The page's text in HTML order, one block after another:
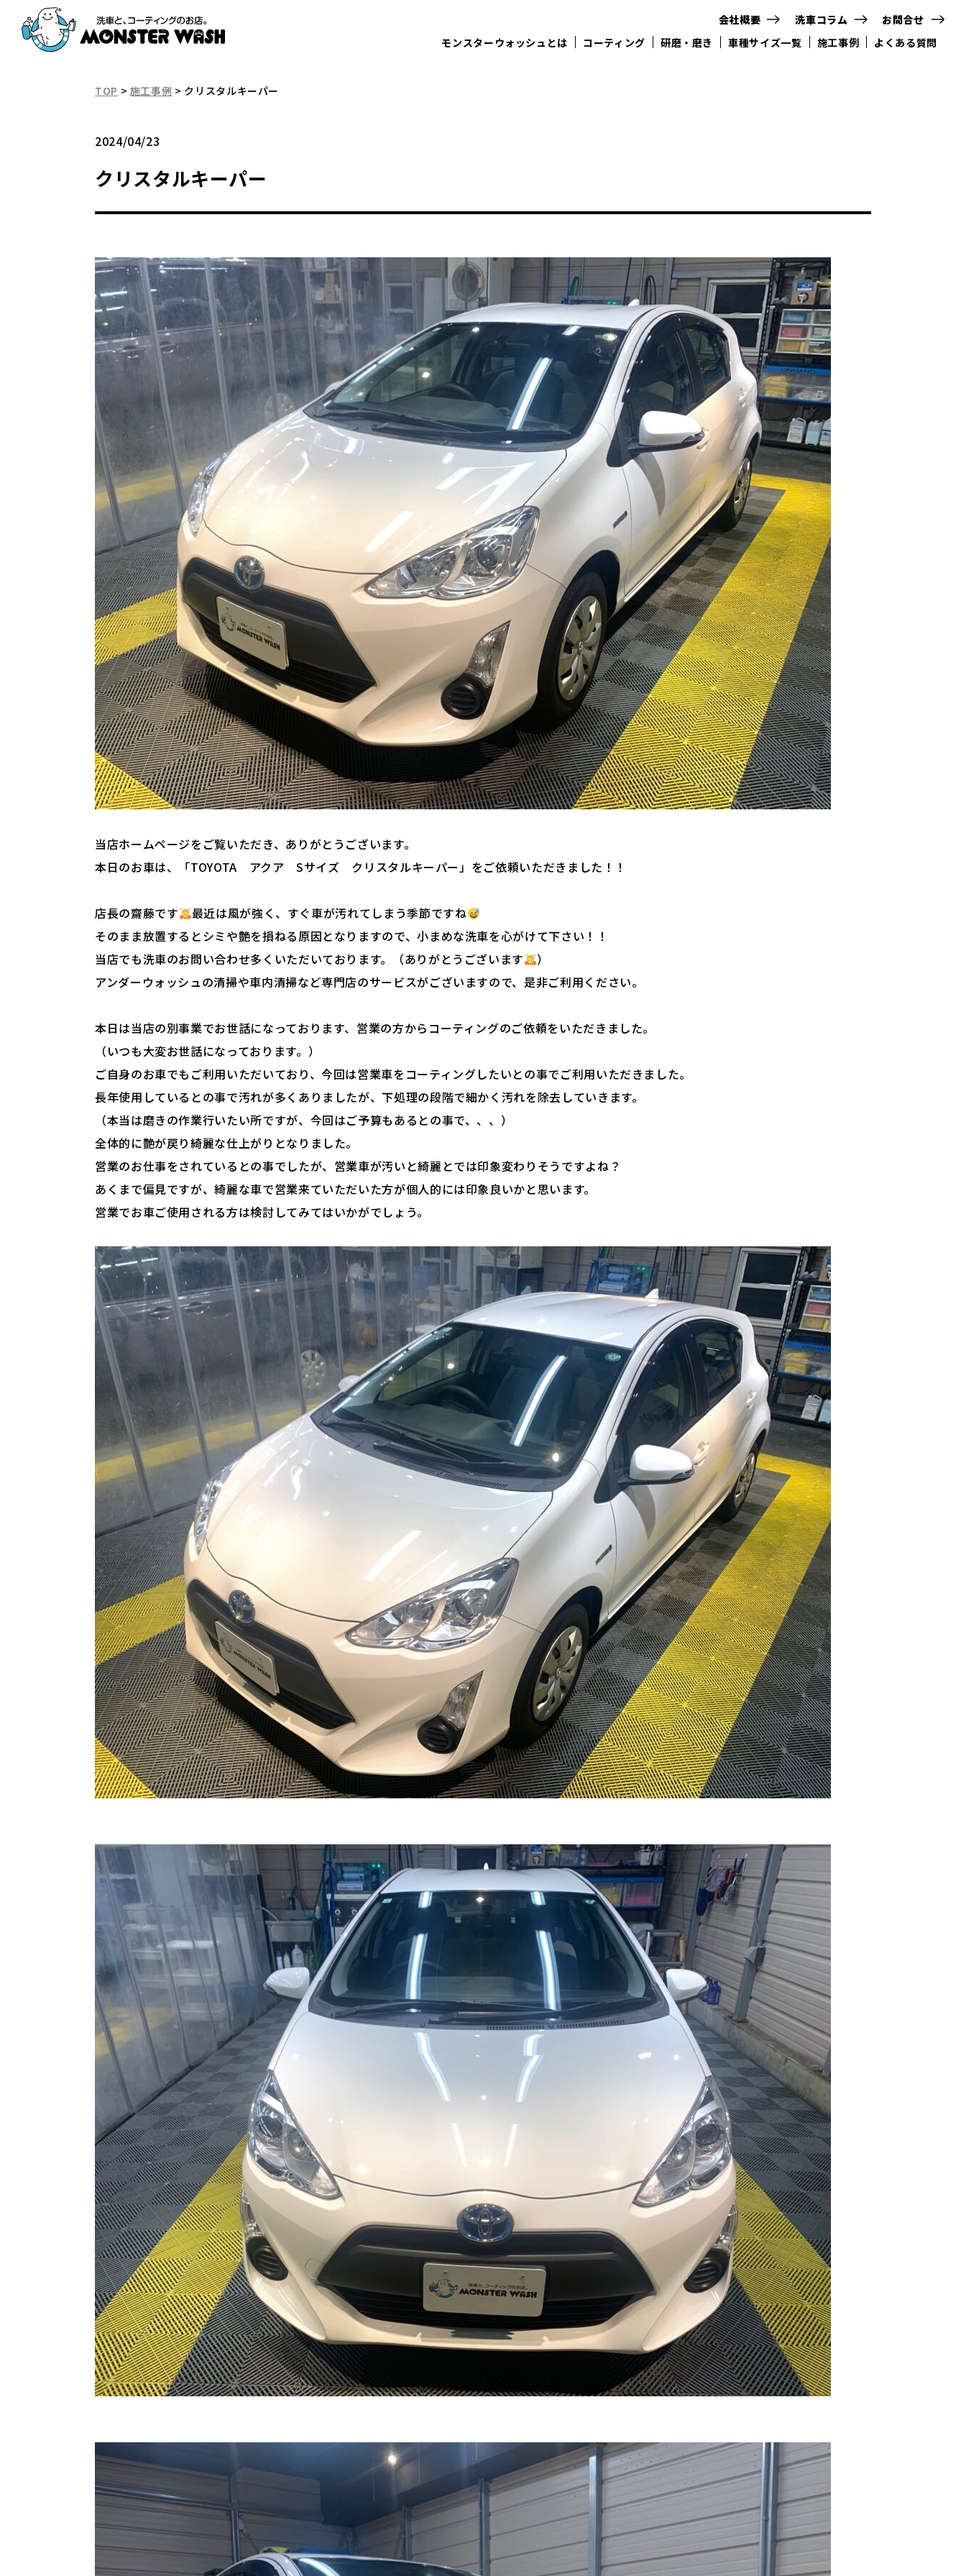
会社概要 洗車コラム
お問合せ
モンスターウォッシュとは
コーティング 研磨・磨き 車種サイズ一覧 施工事例 よくある質問
TOP > 施工事例 > クリスタルキーパー
2024/04/23
クリスタルキーパー
当店ホームページをご覧いただき、ありがとうございます。
本日のお車は、「TOYOTA アクア Sサイズ クリスタルキーパー」をご依頼いただきました！！
店長の齋藤です
最近は風が強く、すぐ車が汚れてしまう季節ですね
そのまま放置するとシミや艶を損ねる原因となりますので、小まめな洗車を心がけて下さい！！
当店でも洗車のお問い合わせ多くいただいております。（ありがとうございます
）
アンダーウォッシュの清掃や車内清掃など専門店のサービスがございますので、是非ご利用ください。
本日は当店の別事業でお世話になっております、営業の方からコーティングのご依頼をいただきました。
（いつも大変お世話になっております。）
ご自身のお車でもご利用いただいており、今回は営業車をコーティングしたいとの事でご利用いただきました。
長年使用しているとの事で汚れが多くありましたが、下処理の段階で細かく汚れを除去していきます。
（本当は磨きの作業行いたい所ですが、今回はご予算もあるとの事で、、、）
全体的に艶が戻り綺麗な仕上がりとなりました。
営業のお仕事をされているとの事でしたが、営業車が汚いと綺麗とでは印象変わりそうですよね？
あくまで偏見ですが、綺麗な車で営業来ていただいた方が個人的には印象良いかと思います。
営業でお車ご使用される方は検討してみてはいかがでしょう。